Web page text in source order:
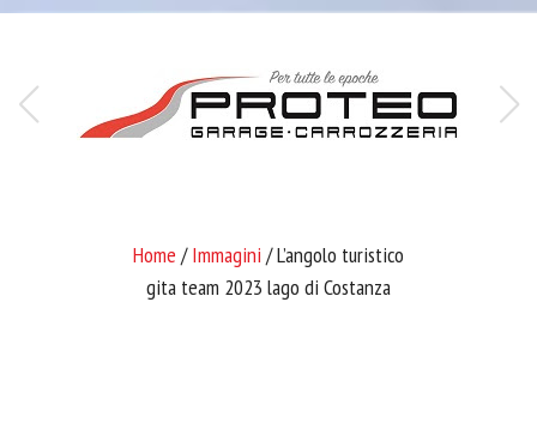
Home /Immagini / L’angolo turistico
gita team 2023 lago di Costanza